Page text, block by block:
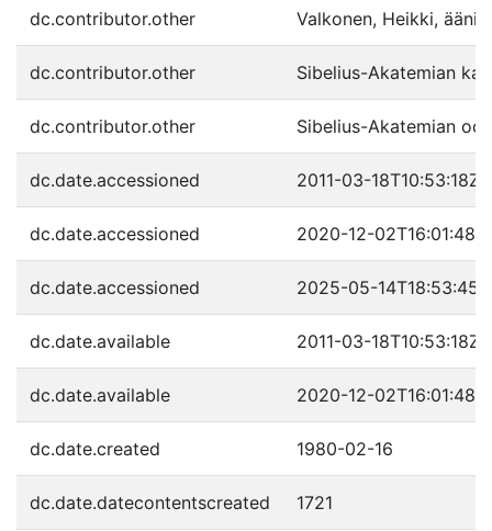
dc.contributor.other Valkonen, Heikki,
dc.contributor.other Sibelius-Akatemian
dc.contributor.other Sibelius-Akatemian
dc.date.accessioned 2011-03-18T10:53:18Z
dc.date.accessioned 2020-12-02T16:01:48Z
dc.date.accessioned 2025-05-14T18:53:45Z
dc.date.available 2011-03-18T10:53:18Z
dc.date.available 2020-12-02T16:01:48Z
dc.date.created 1980-02-16
dc.date.datecontentscreated 1721